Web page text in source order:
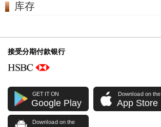
库存
接受分期付款银行
GET IT ON
Google Play
Download on the
App Store
Download on the